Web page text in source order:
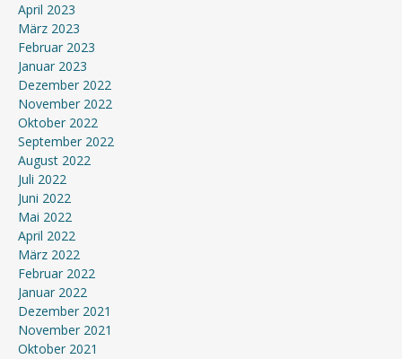
April 2023
März 2023
Februar 2023
Januar 2023
Dezember 2022
November 2022
Oktober 2022
September 2022
August 2022
Juli 2022
Juni 2022
Mai 2022
April 2022
März 2022
Februar 2022
Januar 2022
Dezember 2021
November 2021
Oktober 2021